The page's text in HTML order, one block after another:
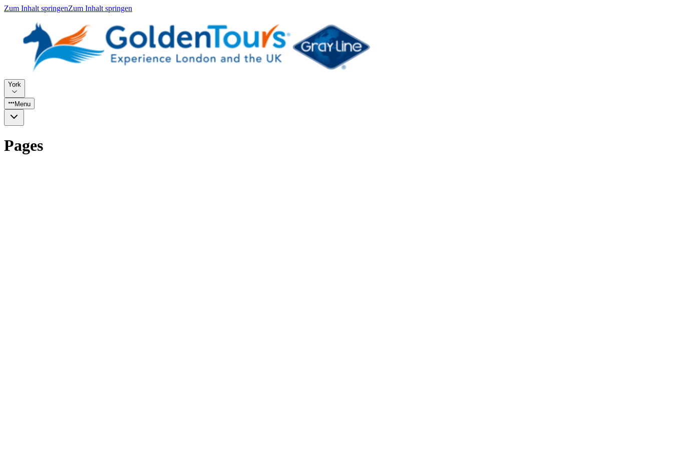
Zum Inhalt springenZum Inhalt springen
York
Menu
Pages